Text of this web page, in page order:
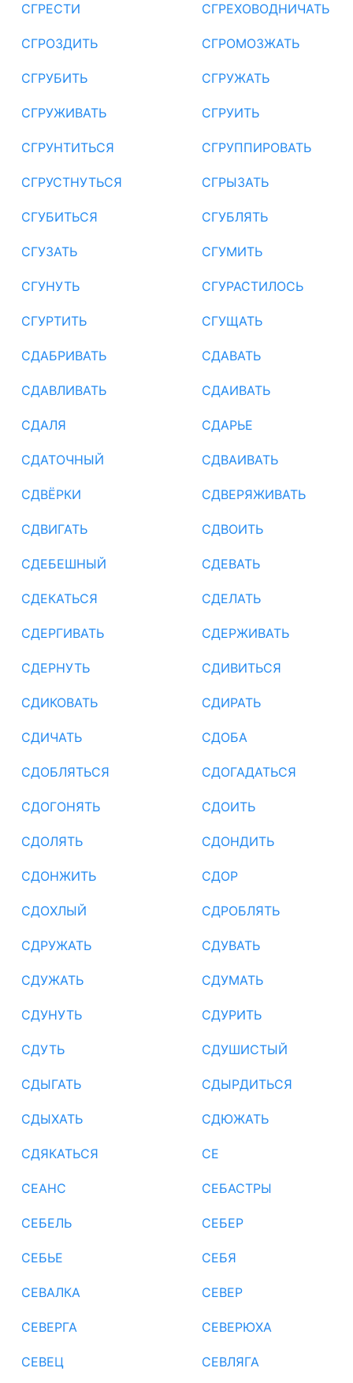
СГРЕСТИ СГРЕХОВОДНИЧАТЬ
СГРОЗДИТЬ СГРОМОЗЖАТЬ
СГРУБИТЬ СГРУЖАТЬ
СГРУЖИВАТЬ СГРУИТЬ
СГРУНТИТЬСЯ СГРУППИРОВАТЬ
СГРУСТНУТЬСЯ СГРЫЗАТЬ
СГУБИТЬСЯ СГУБЛЯТЬ
СГУЗАТЬ СГУМИТЬ
СГУНУТЬ СГУРАСТИЛОСЬ
СГУРТИТЬ СГУЩАТЬ
СДАБРИВАТЬ СДАВАТЬ
СДАВЛИВАТЬ СДАИВАТЬ
СДАЛЯ СДАРЬЕ
СДАТОЧНЫЙ СДВАИВАТЬ
СДВЁРКИ СДВЕРЯЖИВАТЬ
СДВИГАТЬ СДВОИТЬ
СДЕБЕШНЫЙ СДЕВАТЬ
СДЕКАТЬСЯ СДЕЛАТЬ
СДЕРГИВАТЬ СДЕРЖИВАТЬ
СДЕРНУТЬ СДИВИТЬСЯ
СДИКОВАТЬ СДИРАТЬ
СДИЧАТЬ СДОБА
СДОБЛЯТЬСЯ СДОГАДАТЬСЯ
СДОГОНЯТЬ СДОИТЬ
СДОЛЯТЬ СДОНДИТЬ
СДОНЖИТЬ СДОР
СДОХЛЫЙ СДРОБЛЯТЬ
СДРУЖАТЬ СДУВАТЬ
СДУЖАТЬ СДУМАТЬ
СДУНУТЬ СДУРИТЬ
СДУТЬ СДУШИСТЫЙ
СДЫГАТЬ СДЫРДИТЬСЯ
СДЫХАТЬ СДЮЖАТЬ
СДЯКАТЬСЯ СЕ
СЕАНС СЕБАСТРЫ
СЕБЕЛЬ СЕБЕР
СЕБЬЕ СЕБЯ
СЕВАЛКА СЕВЕР
СЕВЕРГА СЕВЕРЮХА
СЕВЕЦ СЕВЛЯГА